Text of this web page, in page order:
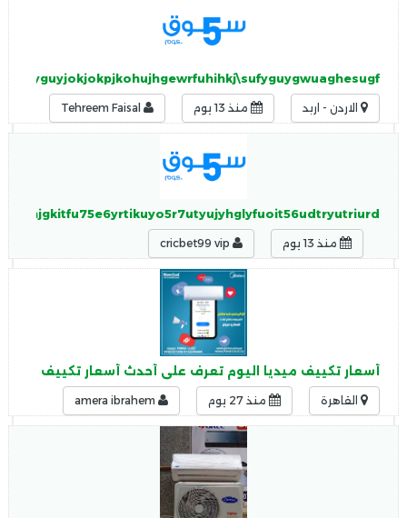
الاردن - اربد منذ 13 يوم
منذ 13 يوم
أسعار تكييف ميديا اليوم تعرف على أحدث أسعار تكييف ميديا
القاهرة منذ 27 يوم